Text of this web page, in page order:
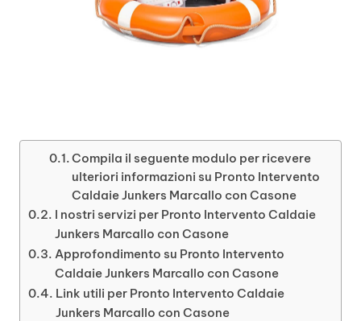
Compila il seguente modulo per ricevere
ulteriori informazioni su Pronto Intervento
Caldaie Junkers Marcallo con Casone
I nostri servizi per Pronto Intervento Caldaie
Junkers Marcallo con Casone
Approfondimento su Pronto Intervento
Caldaie Junkers Marcallo con Casone
Link utili per Pronto Intervento Caldaie
Junkers Marcallo con Casone